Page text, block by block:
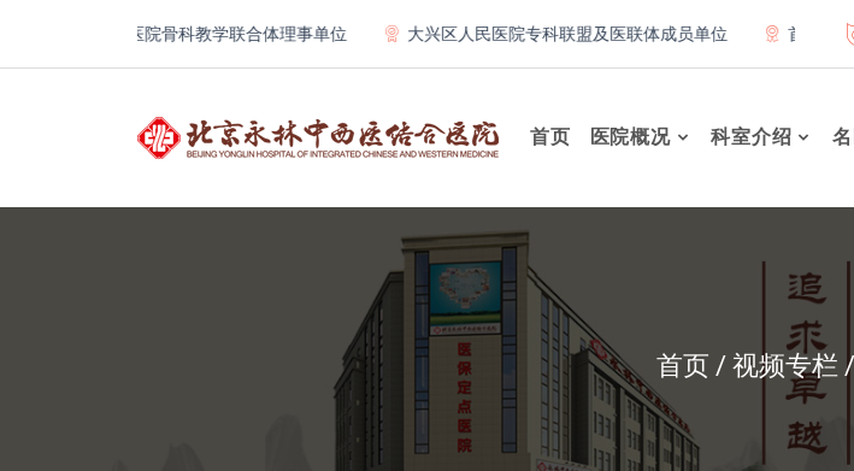
大学第一医院骨科教学联合体理事单位 大兴区人民医院专科联盟及医联体成员单位 首都医科大
首页 医院概况 科室介绍
首页 视频专栏